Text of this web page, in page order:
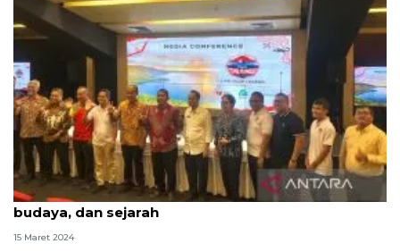
TOTK Danau Toba digelar untuk menikmati alam,
budaya, dan sejarah
15 Maret 2024